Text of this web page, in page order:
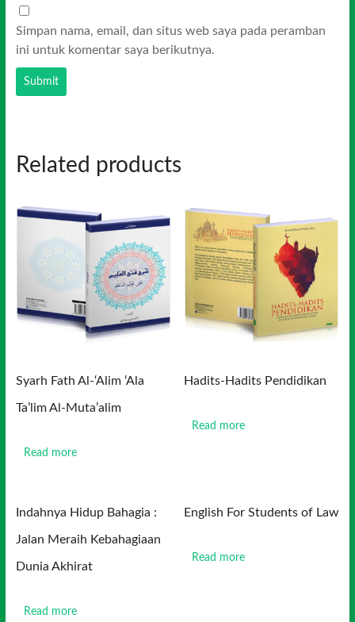
Simpan nama, email, dan situs web saya pada peramban
ini untuk komentar saya berikutnya.
Related products
Syarh Fath Al-‘Alim ‘Ala
Ta’lim Al-Muta’alim
Read more
Hadits-Hadits Pendidikan
Read more
Indahnya Hidup Bahagia :
Jalan Meraih Kebahagiaan
Dunia Akhirat
Read more
English For Students of Law
Read more